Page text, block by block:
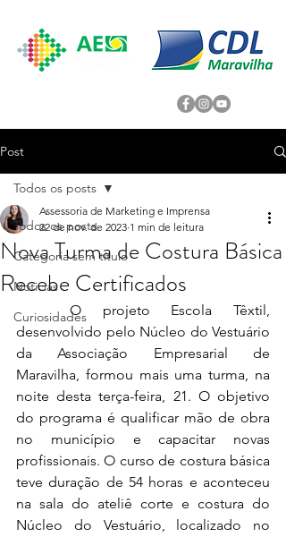
Post
Todos os posts
Categoria sem título
Noticias
Curiosidades
Todos os posts
Nova Turma de Costura Básica
Recebe Certificados
Assessoria de Marketing e Imprensa
22 de nov. de 2023 1 min de leitura
O projeto Escola Têxtil,
desenvolvido pelo Núcleo do Vestuário
da Associação Empresarial de
Maravilha, formou mais uma turma, na
noite desta terça-feira, 21. O objetivo
do programa é qualificar mão de obra
no município e capacitar novas
profissionais. O curso de costura básica
teve duração de 54 horas e aconteceu
na sala do ateliê corte e costura do
Núcleo do Vestuário, localizado no